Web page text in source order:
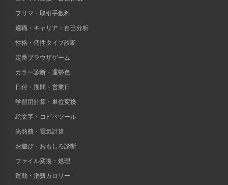
フリマ・取引手数料
適職・キャリア・自己分析
性格・個性タイプ診断
定番ブラウザゲーム
カラー診断・運勢色
日付・期間・営業日
学習用計算・単位変換
絵文字・コピペツール
光熱費・電気計算
お遊び・おもしろ診断
ファイル変換・処理
運動・消費カロリー